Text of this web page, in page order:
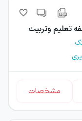
تعلیم وتربیت
مشخصات